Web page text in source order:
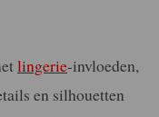
lingerie-invloeden,
en silhouetten